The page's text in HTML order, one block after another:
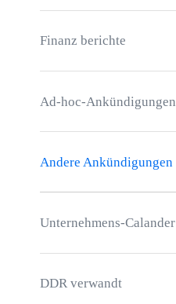
Finanz berichte
Ad-hoc-Ankündigungen
Andere Ankündigungen
Unternehmens-Calander
DDR verwandt